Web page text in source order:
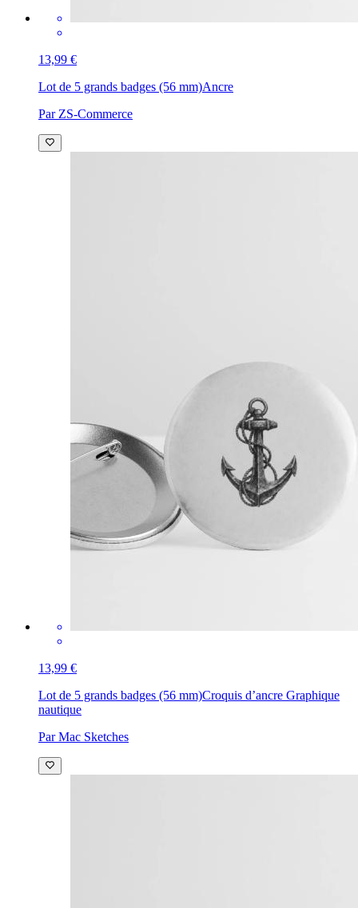
13,99 €
Lot de 5 grands badges (56 mm)Ancre
Par ZS-Commerce
13,99 €
Lot de 5 grands badges (56 mm)Croquis d’ancre Graphique
nautique
Par Mac Sketches